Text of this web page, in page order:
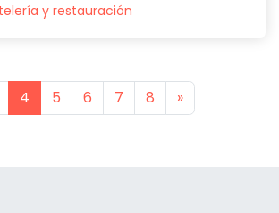
y restauración
4 5 6 7 8 »Next